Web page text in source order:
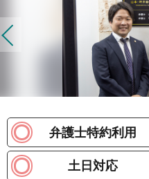
弁護士特約利用
土日対応